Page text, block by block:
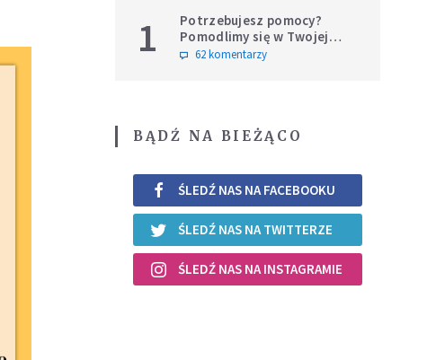
1
Potrzebujesz pomocy?
Pomodlimy się w Twojej
intencji
62 komentarzy
BĄDŹ NA BIEŻĄCO
ŚLEDŹ NAS NA FACEBOOKU
ŚLEDŹ NAS NA TWITTERZE
ŚLEDŹ NAS NA INSTAGRAMIE